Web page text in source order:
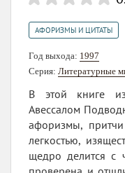
АФОРИЗМЫ И ЦИТАТЫ
Год выхода: 1997
Серия: Литературные
В этой книге
Авессалом
афоризмы,
легкостью,
щедро делится с